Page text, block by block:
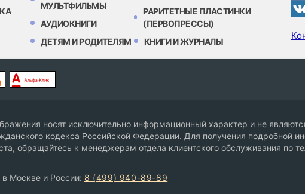
МУЛЬТФИЛЬМЫ
АУДИОКНИГИ
ДЕТЯМ И РОДИТЕЛЯМ
РАРИТЕТНЫЕ ПЛАСТИНКИ
(ПЕРВОПРЕССЫ)
КНИГИ И ЖУРНАЛЫ
носят исключительно информационный характер и не
кодекса Российской Федерации. Для получения подробной
обращайтесь к менеджерам отдела клиентского обслуживания по
в Москве и России: 8 (499) 940-89-89